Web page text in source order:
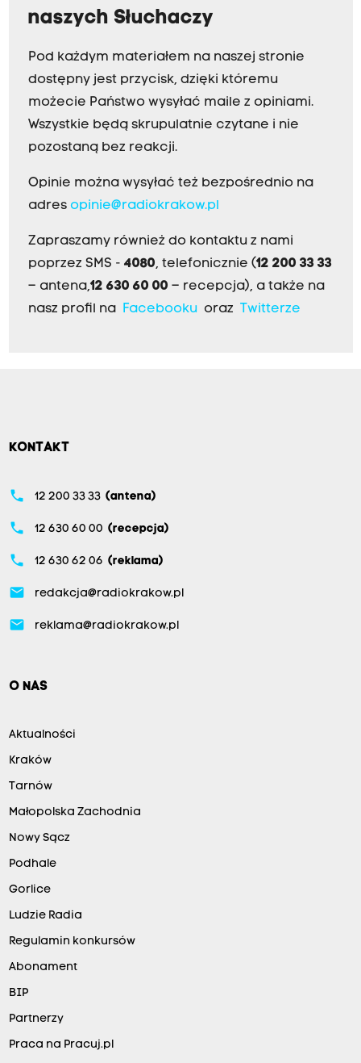
naszych Słuchaczy
Pod każdym materiałem na naszej stronie
dostępny jest przycisk, dzięki któremu
możecie Państwo wysyłać maile z opiniami.
Wszystkie będą skrupulatnie czytane i nie
pozostaną bez reakcji.
Opinie można wysyłać też bezpośrednio na
adres opinie@radiokrakow.pl
Zapraszamy również do kontaktu z nami
poprzez SMS - 4080, telefonicznie (12 200 33 33
– antena,12 630 60 00 – recepcja), a także na
nasz profil na Facebookuoraz Twitterze
KONTAKT
phone 12 200 33 33 (antena)
phone 12 630 60 00 (recepcja)
phone 12 630 62 06 (reklama)
email redakcja@radiokrakow.pl
email reklama@radiokrakow.pl
O NAS
Aktualności
Kraków
Tarnów
Małopolska Zachodnia
Nowy Sącz
Podhale
Gorlice
Ludzie Radia
Regulamin konkursów
Abonament
BIP
Partnerzy
Praca na Pracuj.pl